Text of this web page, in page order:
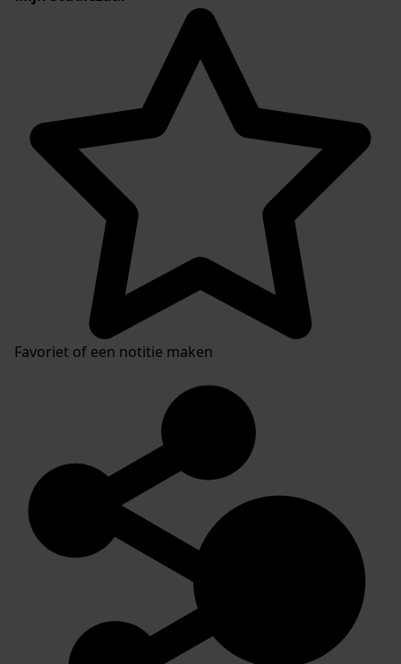
Favoriet of een notitie maken